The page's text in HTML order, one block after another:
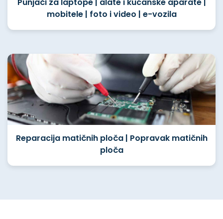
mobitele | foto i video | e-vozila
Reparacija matičnih ploča | Popravak matičnih
ploča